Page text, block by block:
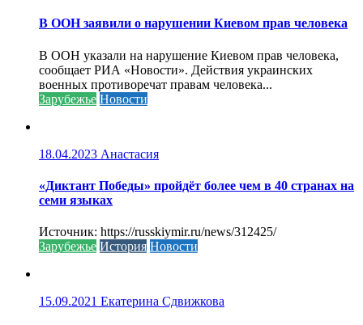
В ООН заявили о нарушении Киевом прав человека
В ООН указали на нарушение Киевом прав человека,
сообщает РИА «Новости». Действия украинских
военных противоречат правам человека...
Зарубежье Новости
18.04.2023 Анастасия
«Диктант Победы» пройдёт более чем в 40 странах на
семи языках
Источник: https://russkiymir.ru/news/312425/
Зарубежье История Новости
15.09.2021 Екатерина Сдвижкова